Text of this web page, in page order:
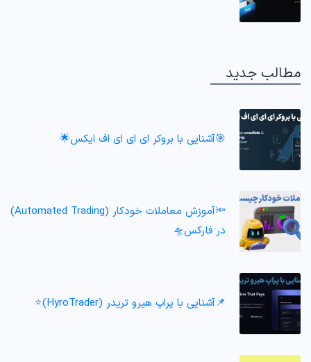
مطالب جدید
🎯آشنایی با بروکر ای ای ای اف ایکس🌟
🔦آموزش معاملات خودکار (Automated Trading)
در فارکس🛸
📌آشنایی با پراپ هیرو تریدر (HyroTrader)⭐️